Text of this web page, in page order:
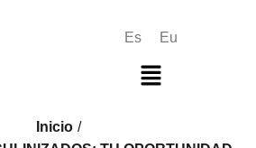
Es Eu
Inicio /